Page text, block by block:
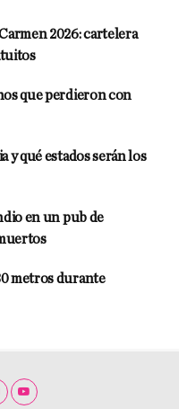
2026: cartelera
que perdieron con
y qué estados serán los
en un pub de
metros durante